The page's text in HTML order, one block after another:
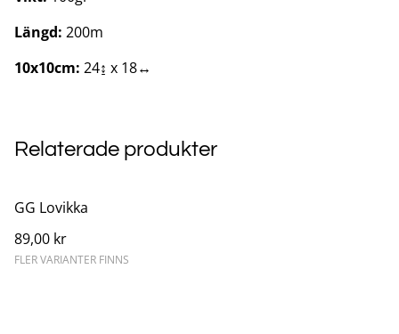
Längd: 200m
10x10cm: 24↨ x 18↔
Relaterade produkter
GG Lovikka
89,00 kr
FLER VARIANTER FINNS